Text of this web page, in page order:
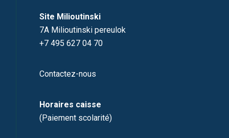
Site Milioutinski
7A Milioutinski pereulok
+7 495 627 04 70
Contactez-nous
Horaires caisse
(Paiement scolarité)